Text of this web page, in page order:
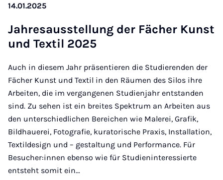
14.01.2025
Jahresauss­tel­lung der Fäch­er Kunst
und Tex­til 2025
Auch in diesem Jahr präsentieren die Studierenden der
Fächer Kunst und Textil in den Räumen des Silos ihre
Arbeiten, die im vergangenen Studienjahr entstanden
sind. Zu sehen ist ein breites Spektrum an Arbeiten aus
den unterschiedlichen Bereichen wie Malerei, Grafik,
Bildhauerei, Fotografie, kuratorische Praxis, Installation,
Textildesign und – gestaltung und Performance. Für
Besucher:innen ebenso wie für Studieninteressierte
entsteht somit ein…